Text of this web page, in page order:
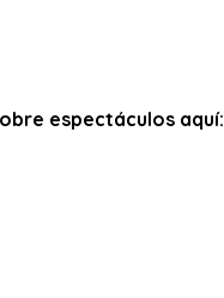
espectáculos aquí: